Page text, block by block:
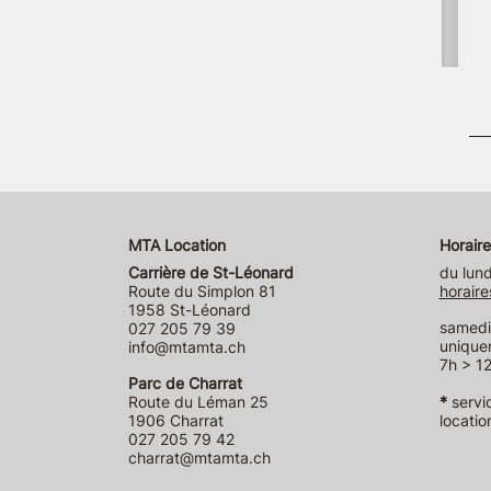
MTA Location
Carrière de St-Léonard
Route du Simplon 81
1958 St-Léonard
027 205 79 39
info@mtamta.ch
Parc de Charrat
Route du Léman 25
1906 Charrat
027 205 79 42
charrat@mtamta.ch
du
7h >
*